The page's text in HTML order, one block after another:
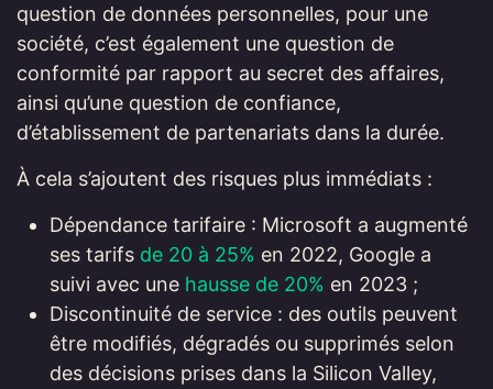
question de données personnelles, pour une
société, c’est également une question de
conformité par rapport au secret des affaires,
ainsi qu’une question de confiance,
d’établissement de partenariats dans la durée.
À cela s’ajoutent des risques plus immédiats :
Dépendance tarifaire : Microsoft a augmenté
ses tarifs de 20 à 25% en 2022, Google a
suivi avec une hausse de 20% en 2023 ;
Discontinuité de service : des outils peuvent
être modifiés, dégradés ou supprimés selon
des décisions prises dans la Silicon Valley,